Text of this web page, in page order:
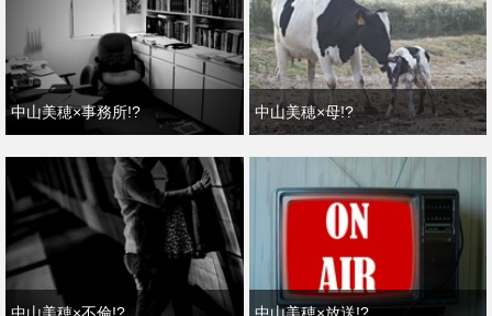
中山美穂×事務所!? 中山美穂×母!?